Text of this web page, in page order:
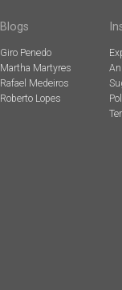
Blogs
Giro Penedo
Martha Martyres
Rafael Medeiros
Roberto Lopes